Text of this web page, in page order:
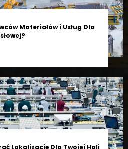
Materiałów i Usług Dla